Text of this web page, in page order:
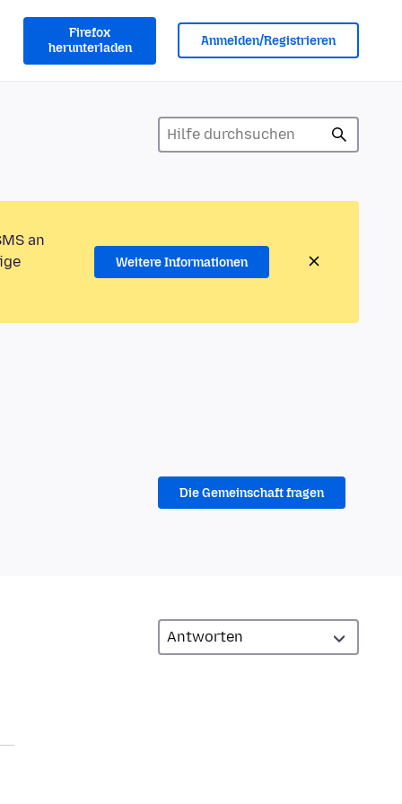
Firefox
herunterladen
Anmelden/Registrieren
an
Weitere Informationen
Die Gemeinschaft fragen